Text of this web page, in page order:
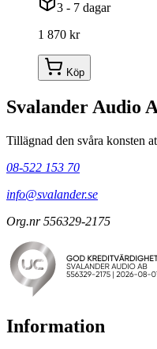
3 - 7 dagar
1 870 kr
Köp
Svalander Audio
Tillägnad den svåra konsten
08-522 153 70
info@svalander.se
Org.nr 556329-2175
Information